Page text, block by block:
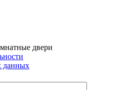
двери
данных